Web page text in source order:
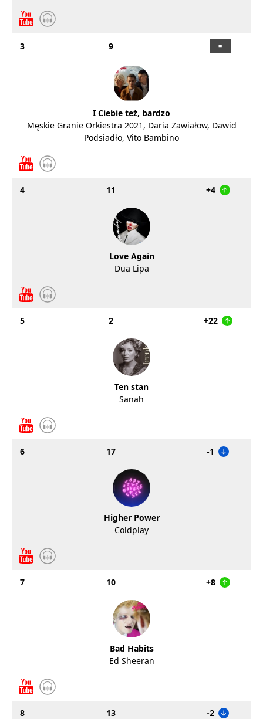
3 9
I Ciebie też, bardzo
Męskie Granie Orkiestra 2021, Daria Zawiałow, Dawid
Podsiadło, Vito Bambino
4 11 +4
Love Again
Dua Lipa
5 2 +22
Ten stan
Sanah
6 17 -1
Higher Power
Coldplay
7 10 +8
Bad Habits
Ed Sheeran
8 13 -2